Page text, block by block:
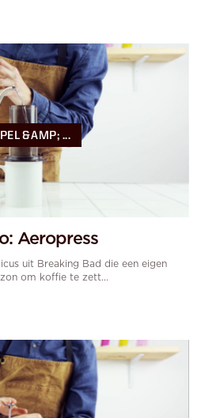
&AMP; ...
Aeropress
uit Breaking Bad die een eigen
om koffie te zett...